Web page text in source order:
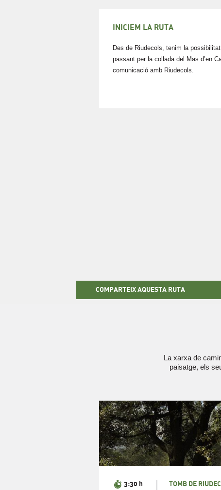
INICIEM LA RUTA
Des de Riudecols, tenim la
passant per la collada del Mas d’en
comunicació amb Riudecols.
COMPARTEIX AQUESTA RUTA
La xarxa de
paisatge, els
3:30 h
TOMB DE